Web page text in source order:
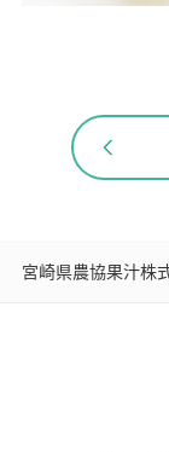
宮崎県農協果汁株